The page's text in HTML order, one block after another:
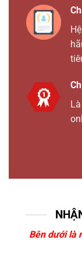
Bên dưới là